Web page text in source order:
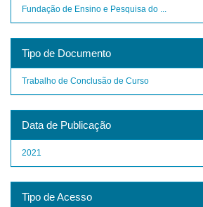
Fundação de Ensino e Pesquisa do ...
Tipo de Documento
Trabalho de Conclusão de Curso
Data de Publicação
2021
Tipo de Acesso